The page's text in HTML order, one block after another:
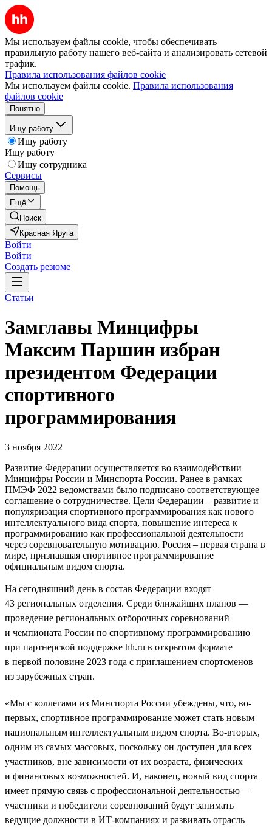
Мы используем файлы cookie, чтобы обеспечивать
правильную работу нашего веб-сайта и анализировать сетевой
трафик.
Правила использования файлов cookie
Мы используем файлы cookie. Правила использования
файлов cookie
Понятно
Ищу работу
Ищу работу
Ищу работу
Ищу сотрудника
Сервисы
Помощь
Ещё
Поиск
Красная Яруга
Войти
Войти
Создать резюме
Статьи
Замглавы Минцифры
Максим Паршин избран
президентом Федерации
спортивного
программирования
3 ноября 2022
Развитие Федерации осуществляется во взаимодействии
Минцифры России и Минспорта России. Ранее в рамках
ПМЭФ 2022 ведомствами было подписано соответствующее
соглашение о сотрудничестве. Цели Федерации – развитие и
популяризация спортивного программирования как нового
интеллектуального вида спорта, повышение интереса к
программированию как профессиональной деятельности
через соревновательную мотивацию. Россия – первая страна в
мире, признавшая спортивное программирование
официальным видом спорта.
На сегодняшний день в состав Федерации входят
43 региональных отделения. Среди ближайших планов —
проведение региональных отборочных соревнований
и чемпионата России по спортивному программированию
при партнерской поддержке hh.ru в открытом формате
в первой половине 2023 года с приглашением спортсменов
из зарубежных стран.
«Мы с коллегами из Минспорта России убеждены, что, во-
первых, спортивное программирование может стать новым
национальным интеллектуальным видом спорта. Во-вторых,
одним из самых массовых, поскольку он доступен для всех
участников, вне зависимости от их возраста, физических
и финансовых возможностей. И, наконец, новый вид спорта
имеет прямую связь с профессиональной деятельностью —
участники и победители соревнований будут занимать
ведущие должности в ИТ-компаниях и развивать отрасль